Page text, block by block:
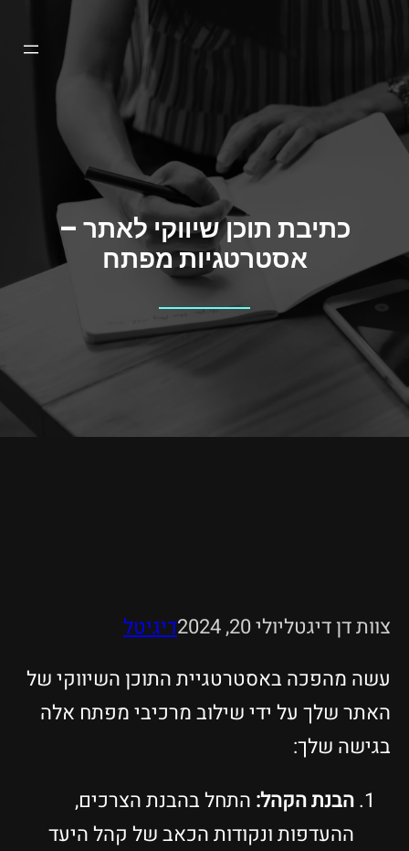
כתיבת תוכן שיווקי לאתר –
אסטרטגיות מפתח
צוות דן דיגטליולי 20, 2024
דיגיטל
עשה מהפכה באסטרטגיית התוכן השיווקי של
האתר שלך על ידי שילוב מרכיבי מפתח אלה
בגישה שלך:
הבנת הקהל: התחל בהבנת הצרכים,
ההעדפות ונקודות הכאב של קהל היעד